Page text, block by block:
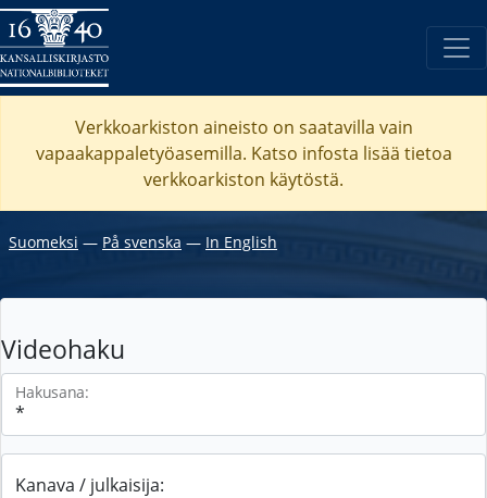
Verkkoarkiston aineisto on saatavilla vain
vapaakappaletyöasemilla. Katso infosta lisää tietoa
verkkoarkiston käytöstä.
Suomeksi ― På svenska ― In English
Videohaku
Hakusana:
Kanava / julkaisija: